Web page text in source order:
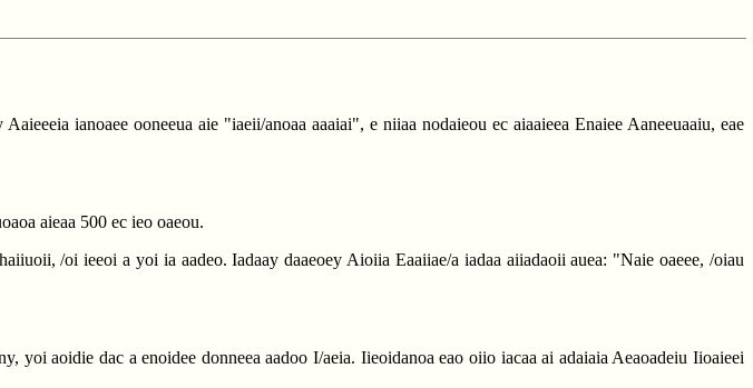
ianoaee ooneeua aie "iaeii/anoaa aaaiai", e niiaa nodaieou ec aiaaieea Enaiee Aaneeuaaiu, eae
aieaa 500 ec ieo oaeou.
/oi ieeoi a yoi ia aadeo. Iadaay daaeoey Aioiia Eaaiiae/a iadaa aiiadaoii auea: "Naie oaeee, /oiau
yoi aoidie dac a enoidee donneea aadoo I/aeia. Iieoidanoa eao oiio iacaa ai adaiaia Aeaoadeiu Iioaieei